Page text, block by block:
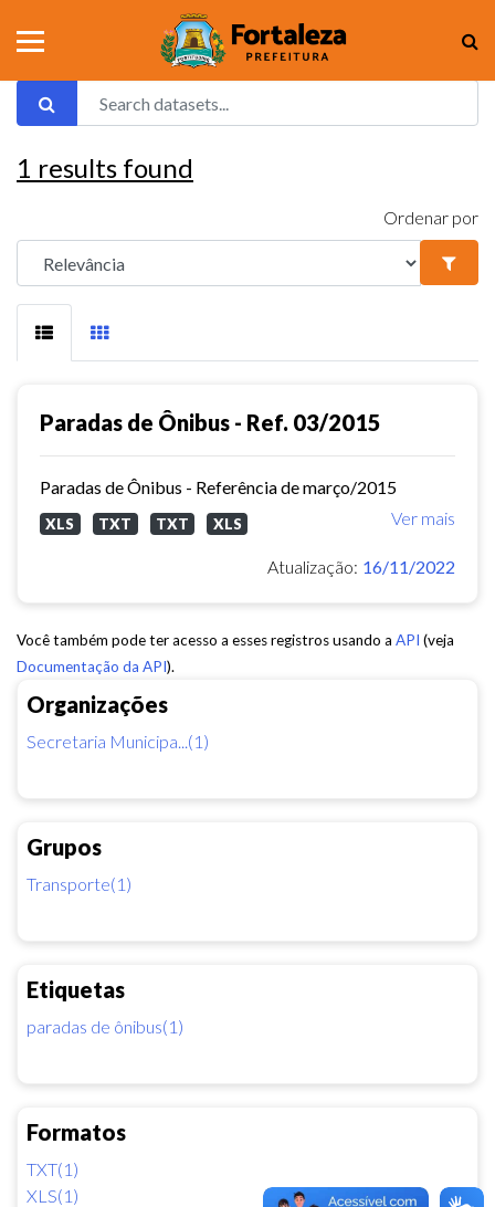
Organizações
Secretaria Municipa...(1)
Grupos
Transporte(1)
Etiquetas
paradas de ônibus(1)
Formatos
TXT(1)
XLS(1)
1 results found
Ordenar por
Paradas de Ônibus - Ref. 03/2015
Paradas de Ônibus - Referência de março/2015
Ver mais
XLS TXT TXT XLS
Atualização: 16/11/2022
Você também pode ter acesso a esses registros usando a API (veja
Documentação da API).